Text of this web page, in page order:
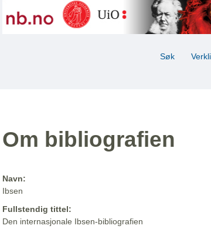
Søk
Om bibliografien
Navn:
Ibsen
Fullstendig tittel:
Den internasjonale Ibsen-bibliografien